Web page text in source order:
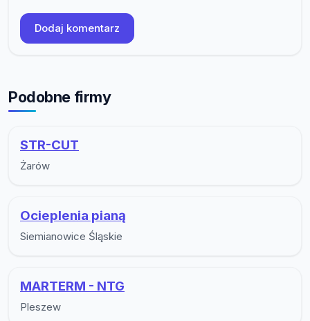
Dodaj komentarz
Podobne firmy
STR-CUT
Żarów
Ocieplenia pianą
Siemianowice Śląskie
MARTERM - NTG
Pleszew